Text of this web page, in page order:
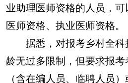
业助理医师资格的人员，
医师资格、执业医师资格。
据悉，对报考乡村全科
龄无过多限制，但要求报
（含在编人员、临聘人员